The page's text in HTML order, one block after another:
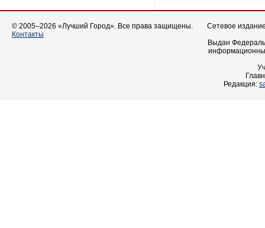
© 2005–2026 «Лучший Город». Все права защищены.
Контакты
Сетевое
Выдан
Редакция: